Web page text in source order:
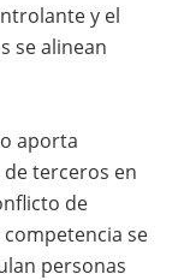
y el
se alinean
aporta
terceros en
de
se
personas